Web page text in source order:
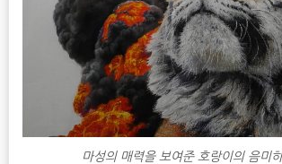
마성의 매력을 보여준 호랑이의 음미